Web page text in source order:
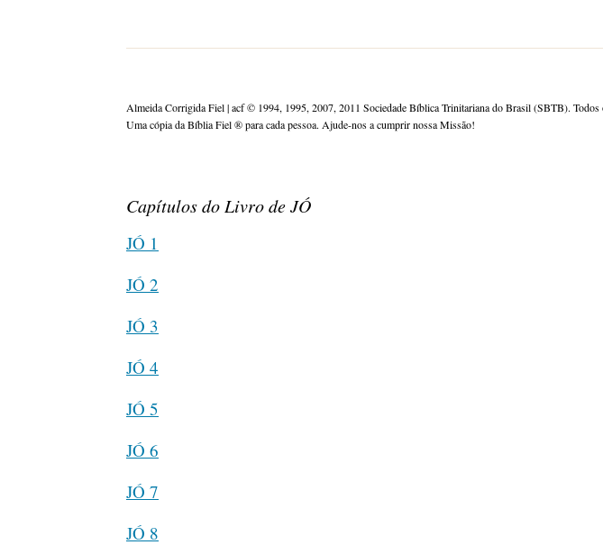
Almeida Corrigida Fiel | acf ©️ 1994, 1995, 2007, 2011 Sociedade Bíblica Trinitariana do Brasil (SBTB).
Uma cópia da Bíblia Fiel ®️ para cada pessoa. Ajude-nos a cumprir nossa Missão!
Capítulos do Livro de JÓ
JÓ 1
JÓ 2
JÓ 3
JÓ 4
JÓ 5
JÓ 6
JÓ 7
JÓ 8